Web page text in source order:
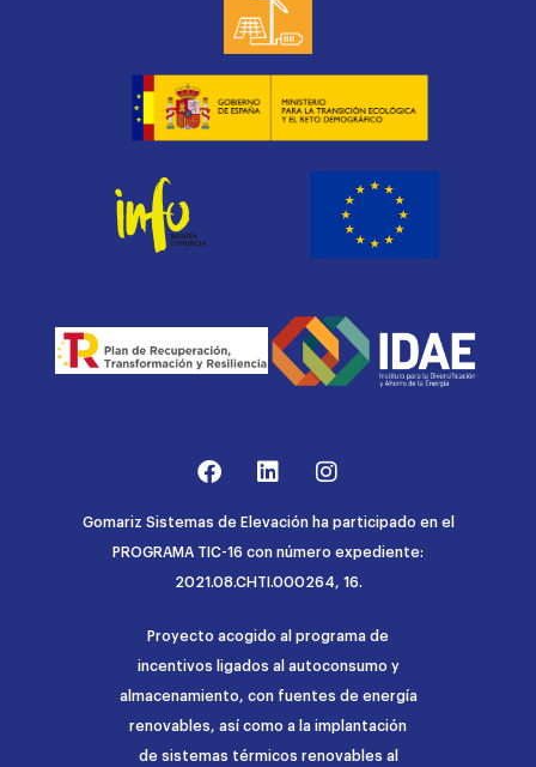
Gomariz Sistemas de Elevación ha participado en el
PROGRAMA TIC-16 con número expediente:
2021.08.CHTI.000264, 16.
Proyecto acogido al programa de
incentivos ligados al autoconsumo y
almacenamiento, con fuentes de energía
renovables, así como a la implantación
de sistemas térmicos renovables al